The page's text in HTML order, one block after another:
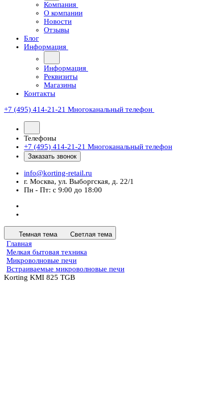
Компания
О компании
Новости
Отзывы
Блог
Информация
Информация
Реквизиты
Магазины
Контакты
+7 (495) 414-21-21 Многоканальный телефон
Телефоны
+7 (495) 414-21-21 Многоканальный телефон
Заказать звонок
info@korting-retail.ru
г. Москва, ул. Выборгская, д. 22/1
Пн - Пт: с 9:00 до 18:00
Темная тема Светлая тема
Главная
Мелкая бытовая техника
Микроволновые печи
Встраиваемые микроволновые печи
Korting KMI 825 TGB